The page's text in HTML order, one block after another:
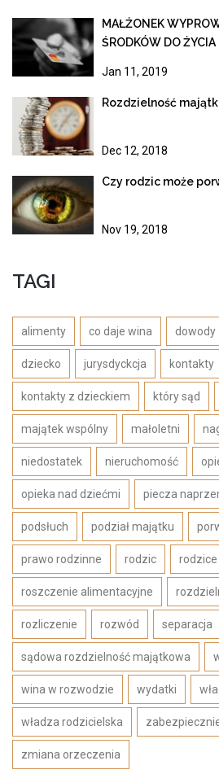
MAŁŻONEK
ŚRODKÓW DO ŻYCIA
Jan 11, 2019
Rozdzielność
Dec 12, 2018
Czy rodzic może
Nov 19, 2018
TAGI
alimenty co daje wina dowody
dziecko jurysdyckcja kontakty
kontakty z dzieckiem który sąd
majątek wspólny małoletni
niedostatek nieruchomość
opieka nad dziećmi piecza
podsłuch podział majątku
prawo rodzinne rodzic rodzice
roszczenie alimentacyjne
rozliczenie rozwód separacja
sądowa rozdzielność majątkowa
wina w rozwodzie wydatki
władza rodzicielska
zmiana orzeczenia